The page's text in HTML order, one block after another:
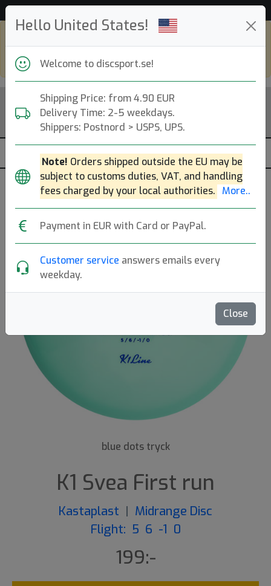
Hello United States!
Welcome to discsport.se!
Shipping Price: from 4.90 EUR
Delivery Time: 2-5 weekdays.
Shippers: Postnord > USPS, UPS.
Note! Orders shipped outside the EU may be
subject to customs duties, VAT, and handling
fees charged by your local authorities. More..
Payment in EUR with Card or PayPal.
Customer service answers emails every
weekday.
Close
go todiscsport.com
Next
Was released
blue dots tryck
K1 Svea First run
Kastaplast | Midrange Disc
Flight: 5 6 -1 0
199:-